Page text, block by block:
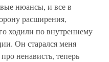
нюансы, и все в
расширения,
ходили по внутреннему
Он старался меня
ненависть, теперь